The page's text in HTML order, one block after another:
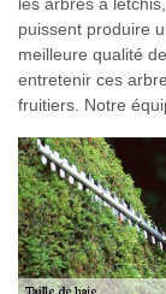
puissent produire
meilleure qualité
entretenir ces
fruitiers. Notre